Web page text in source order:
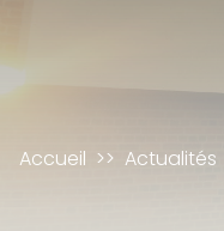
Accueil Actualités